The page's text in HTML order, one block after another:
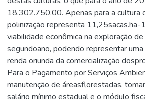
18.302.750,00. Apenas para a cultura
polinização representa 11,25sacas.ha-
viabilidade econômica na exploração
segundoano, podendo representar
renda oriunda da comercialização
Para o Pagamento por Serviços
manutenção de áreasflorestadas,
salário mínimo estadual e o módulo